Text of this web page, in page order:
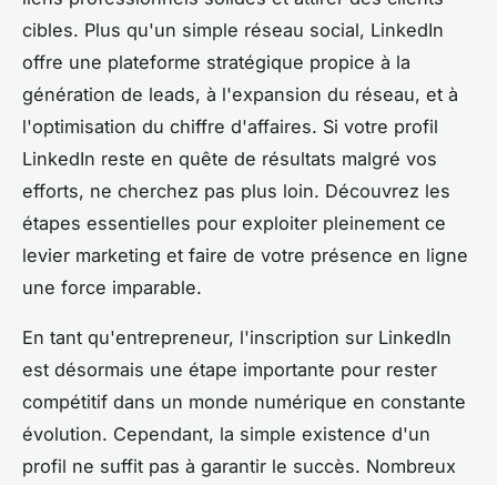
cibles. Plus qu'un simple réseau social, LinkedIn
offre une plateforme stratégique propice à la
génération de leads, à l'expansion du réseau, et à
l'optimisation du chiffre d'affaires. Si votre profil
LinkedIn reste en quête de résultats malgré vos
efforts, ne cherchez pas plus loin. Découvrez les
étapes essentielles pour exploiter pleinement ce
levier marketing et faire de votre présence en ligne
une force imparable.
En tant qu'entrepreneur, l'inscription sur LinkedIn
est désormais une étape importante pour rester
compétitif dans un monde numérique en constante
évolution. Cependant, la simple existence d'un
profil ne suffit pas à garantir le succès. Nombreux